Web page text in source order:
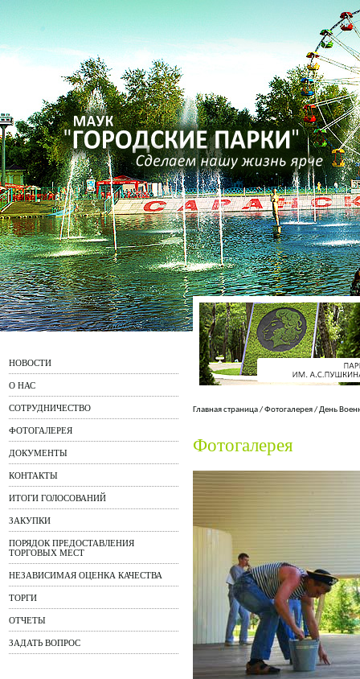
НОВОСТИ
О НАС
СОТРУДНИЧЕСТВО
ФОТОГАЛЕРЕЯ
ДОКУМЕНТЫ
КОНТАКТЫ
ИТОГИ ГОЛОСОВАНИЙ
ЗАКУПКИ
ПОРЯДОК ПРЕДОСТАВЛЕНИЯ
ТОРГОВЫХ МЕСТ
НЕЗАВИСИМАЯ ОЦЕНКА КАЧЕСТВА
ТОРГИ
ОТЧЕТЫ
ЗАДАТЬ ВОПРОС
Главная страница/Фотогалерея/День
Фотогалерея